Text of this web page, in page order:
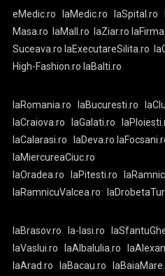
eMedic.ro laMedic.ro laSpital.ro
Masa.ro
laMall.ro laZiar.ro
Suceava.ro laExecutareSilita.ro
High-Fashion.ro laBalti.ro
laRomania.ro laBucuresti.ro
laCraiova.ro
laGalati.ro
laCalarasi.ro
laDeva.ro
laMiercureaCiuc.ro
laOradea.ro
laPitesti.ro
laRamnicuValcea.ro
laBrasov.ro la-Iasi.ro
laVaslui.ro
laAlbaIulia.ro
laArad.ro
laBacau.ro